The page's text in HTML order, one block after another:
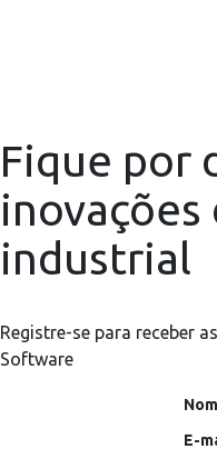
Fique por
industrial
Registre-se para receber
Software
E-